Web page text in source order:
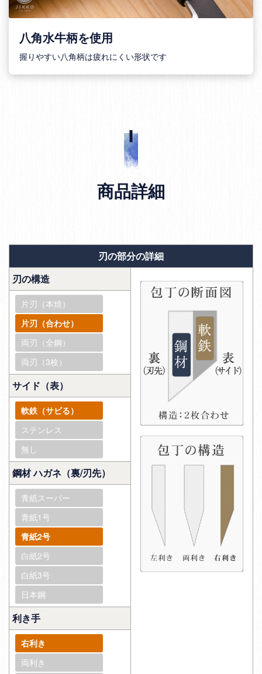
八角水牛柄を使用
握りやすい八角柄は疲れにくい形状です
商品詳細
刃の部分の詳細
刃の構造
片刃（本焼）
片刃（合わせ）
両刃（全鋼）
両刃（3枚）
サイド（表）
軟鉄（サビる）
ステンレス
無し
鋼材 ハガネ（裏/刃先）
青紙スーパー
青紙1号
青紙2号
白紙2号
白紙3号
日本鋼
利き手
右利き
両利き